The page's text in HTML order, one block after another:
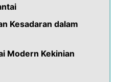
Kesadaran dalam
Modern Kekinian